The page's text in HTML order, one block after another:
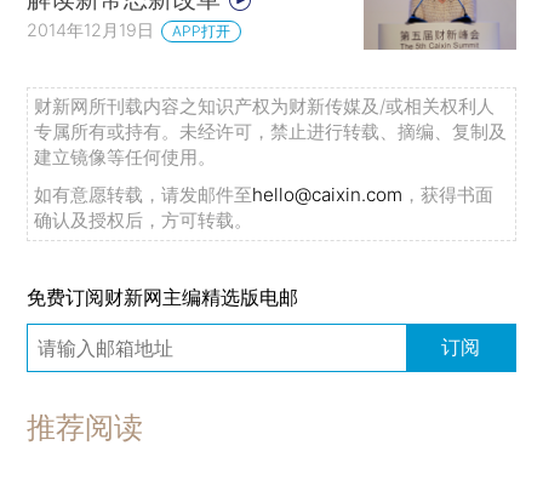
2014年12月19日 APP打开
财新网所刊载内容之知识产权为财新传媒及/或相关权利人
专属所有或持有。未经许可，禁止进行转载、摘编、复制及
建立镜像等任何使用。
如有意愿转载，请发邮件至hello@caixin.com ，获得书面
确认及授权后，方可转载。
免费订阅财新网主编精选版电邮
订阅
推荐阅读